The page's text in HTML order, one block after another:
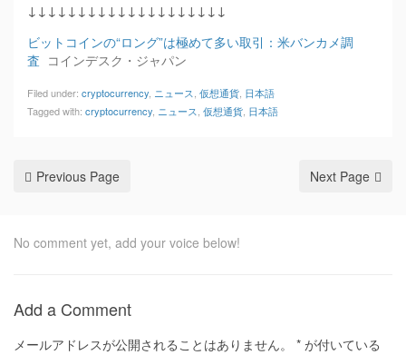
↓↓↓↓↓↓↓↓↓↓↓↓↓↓↓↓↓↓↓↓
ビットコインの“ロング”は極めて多い取引：米バンカメ調
査 コインデスク・ジャパン
Filed under: cryptocurrency ニュース 仮想通貨 日本語
Tagged with: cryptocurrency ニュース 仮想通貨 日本語
Previous Page Next Page
No comment yet, add your voice below!
Add a Comment
メールアドレスが公開されることはありません。 * が付いている